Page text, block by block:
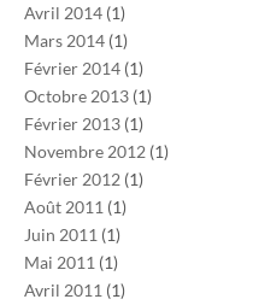
Avril 2014 (1)
Mars 2014 (1)
Février 2014 (1)
Octobre 2013 (1)
Février 2013 (1)
Novembre 2012 (1)
Février 2012 (1)
Août 2011 (1)
Juin 2011 (1)
Mai 2011 (1)
Avril 2011 (1)